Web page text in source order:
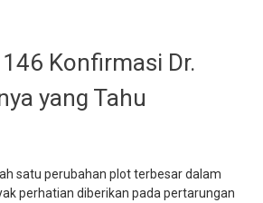
Konfirmasi Dr.
yang Tahu
satu perubahan plot terbesar dalam
perhatian diberikan pada pertarungan